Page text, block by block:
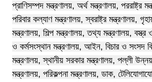
প্রাণিসম্পদ মন্ত্রণালয়, অর্থ মন্ত্রণালয়, পররাষ্ট্র
পরিবার কল্যাণ মন্ত্রণালয়, স্বরাষ্ট্র মন্ত্রণালয়,
মন্ত্রণালয়, শিল্প মন্ত্রণালয়, তথ্য মন্ত্রণালয়,
ও কর্মসংস্থান মন্ত্রণালয়, আইন, বিচার ও সংসদ
মন্ত্রণালয়, স্থানীয় সরকার মন্ত্রণালয়, পল্লী
মন্ত্রণালয়, পরিকল্পনা মন্ত্রণালয়, ডাক,